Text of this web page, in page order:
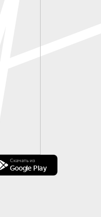
Скачать из
Google Play